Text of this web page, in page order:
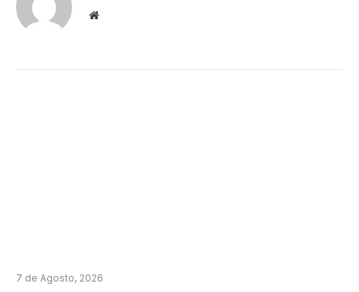
Website
7 de Agosto, 2026